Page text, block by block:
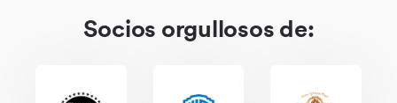
Socios orgullosos de: